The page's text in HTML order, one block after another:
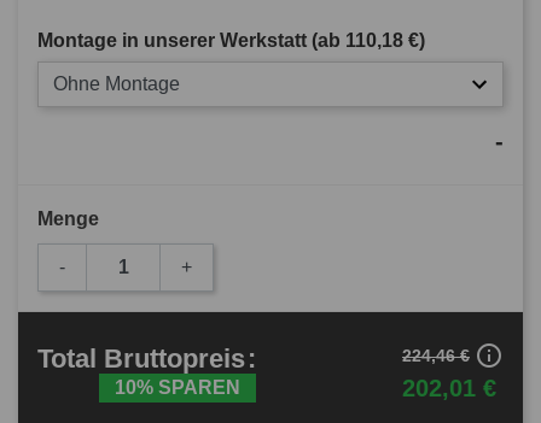
Montage in unserer Werkstatt (ab 110,18 €)
Ohne Montage
-
Menge
- +
Total Bruttopreis:
10% SPAREN 202,01 €
224,46 € info_outline